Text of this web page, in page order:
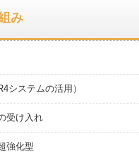
み
システムの活用）
受け入れ
強化型